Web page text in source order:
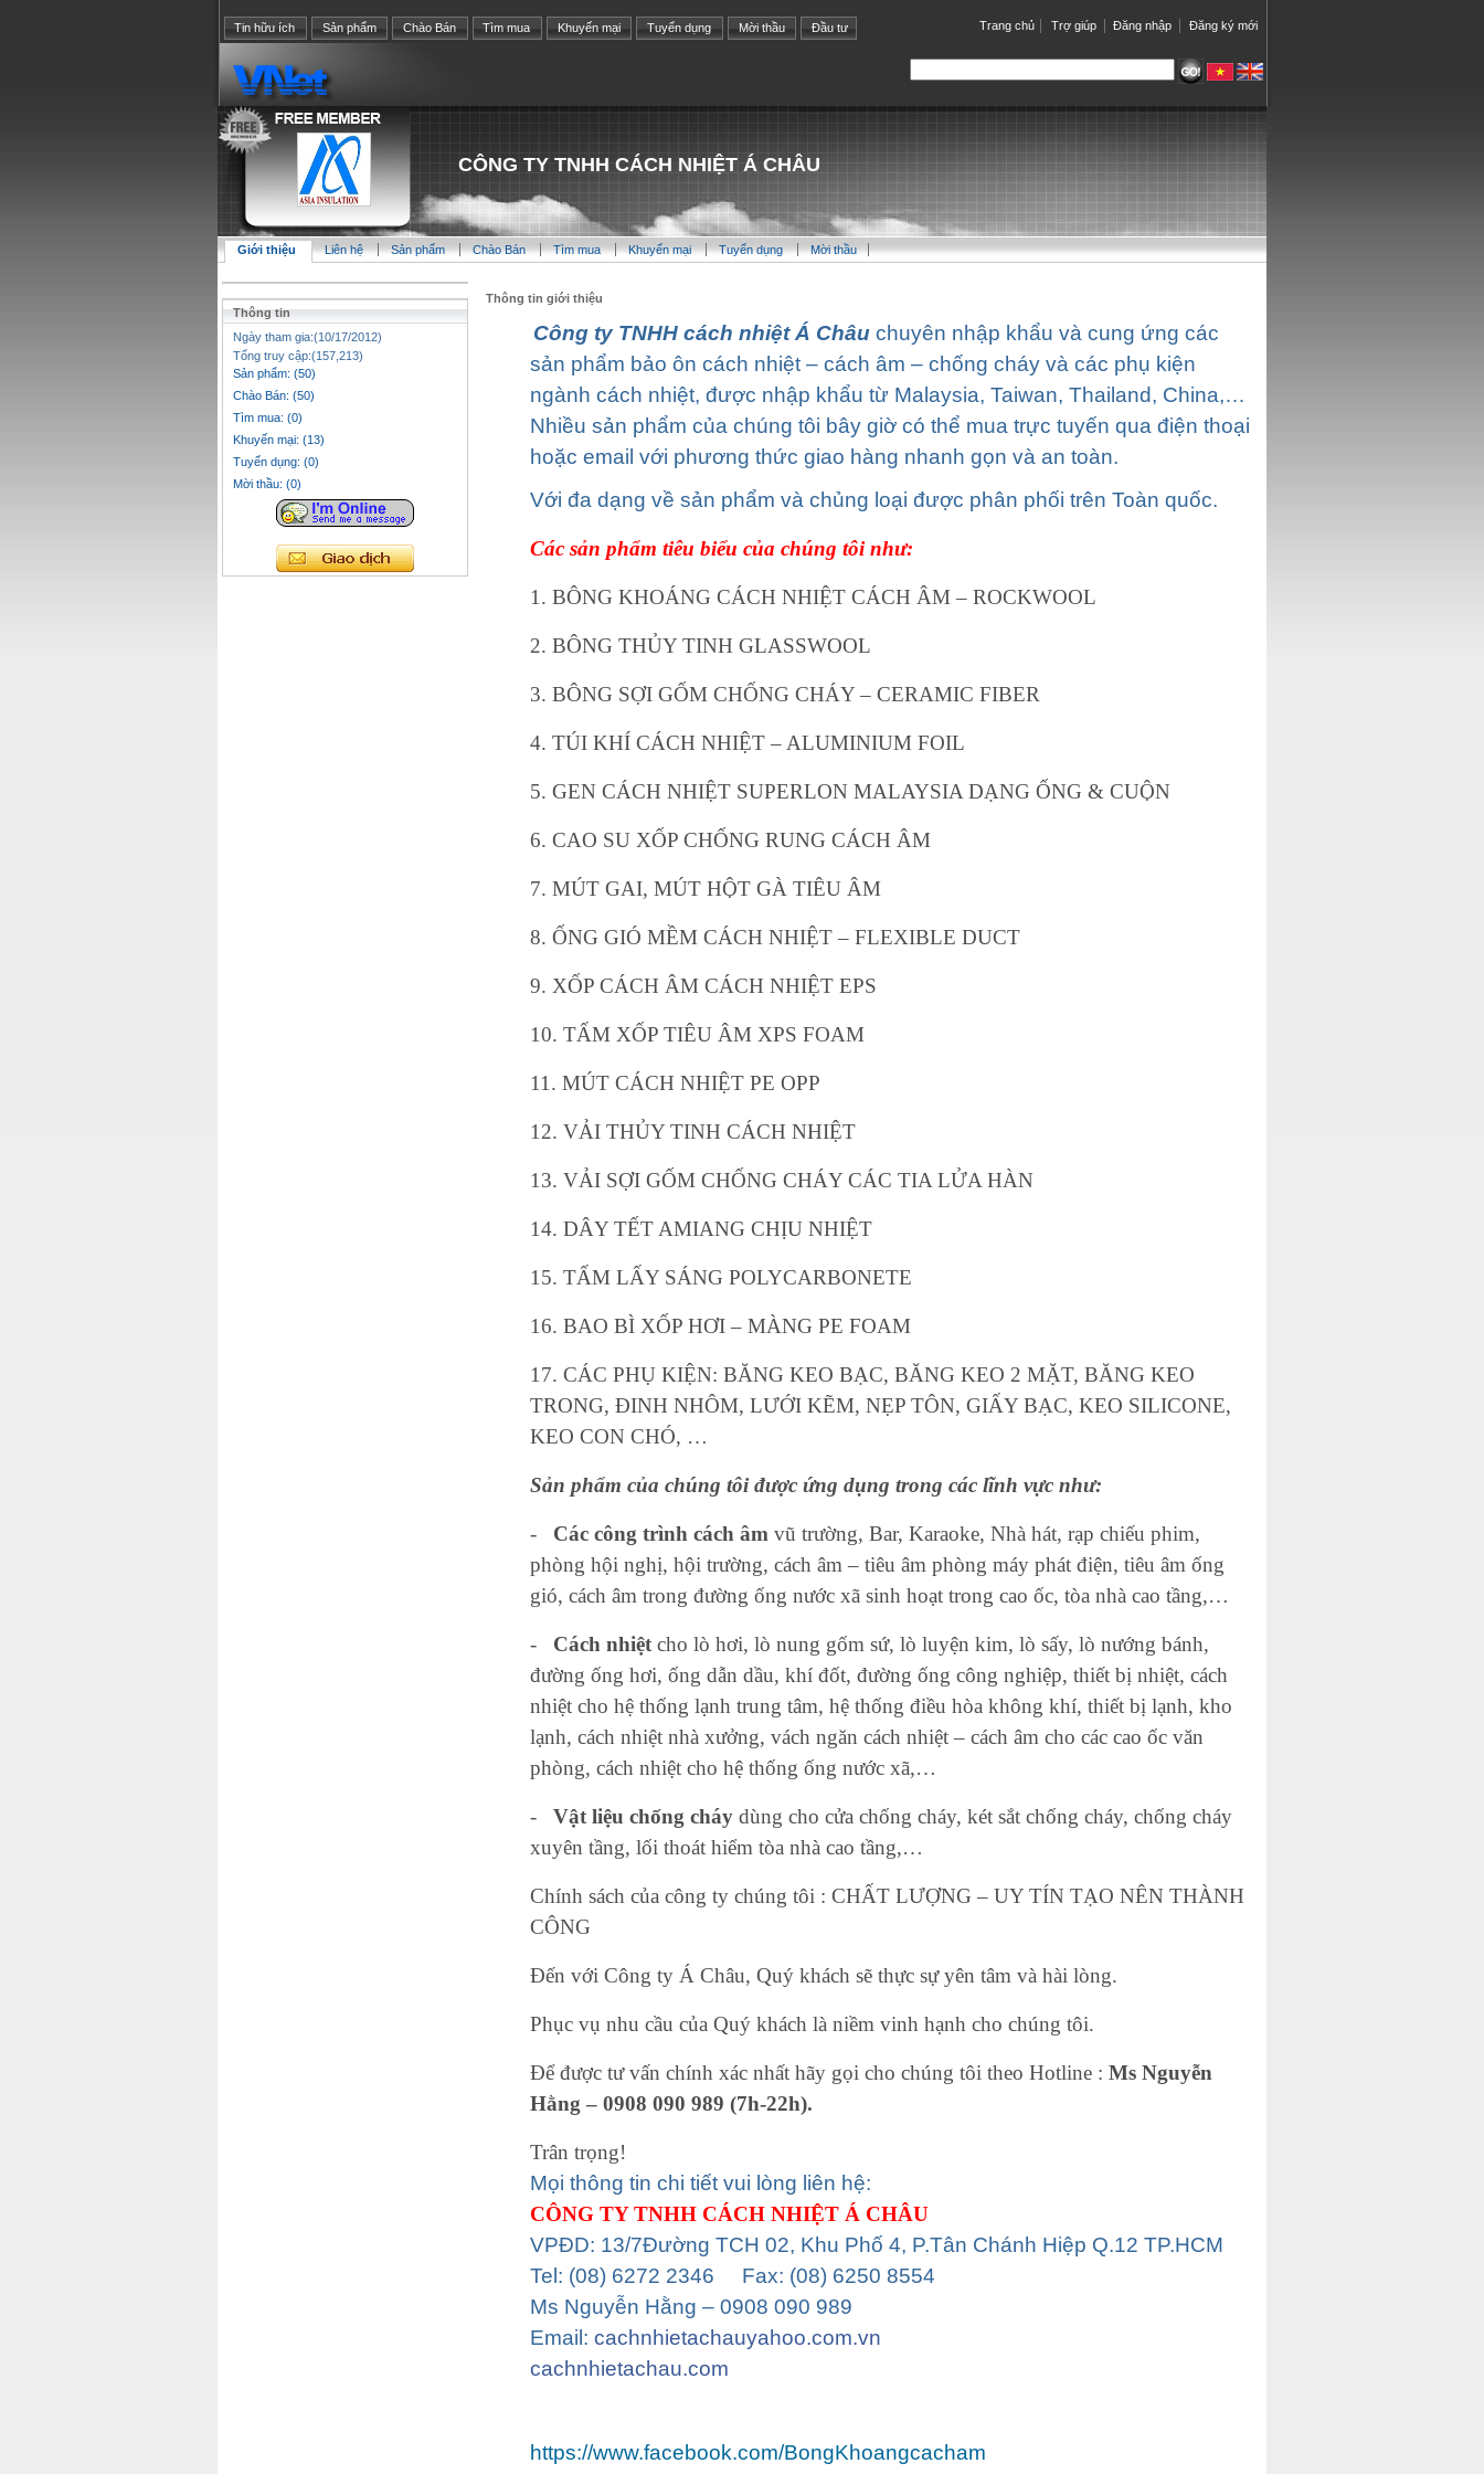
Trang chủ Trợ giúp Đăng nhập Đăng ký mới
Tin hữu ích Sản phẩm Chào Bán Tìm mua Khuyến mại Tuyển dụng Mời thầu Đầu tư
CÔNG TY TNHH CÁCH NHIỆT Á CHÂU
Giới thiệu Liên hệ Sản phẩm Chào Bán Tìm mua Khuyến mại Tuyển dụng Mời thầu
Thông tin
Ngày tham gia:(10/17/2012)
Tổng truy cập:(157,213)
Sản phẩm: (50)
Chào Bán: (50)
Tìm mua: (0)
Khuyến mại: (13)
Tuyển dụng: (0)
Mời thầu: (0)
Thông tin giới thiệu
Công ty TNHH cách nhiệt Á Châu chuyên nhập khẩu và cung ứng các
sản phẩm bảo ôn cách nhiệt – cách âm – chống cháy và các phụ kiện
ngành cách nhiệt, được nhập khẩu từ Malaysia, Taiwan, Thailand, China,…
Nhiều sản phẩm của chúng tôi bây giờ có thể mua trực tuyến qua điện thoại
hoặc email với phương thức giao hàng nhanh gọn và an toàn.
Với đa dạng về sản phẩm và chủng loại được phân phối trên Toàn quốc.
Các sản phẩm tiêu biểu của chúng tôi như:
1. BÔNG KHOÁNG CÁCH NHIỆT CÁCH ÂM – ROCKWOOL
2. BÔNG THỦY TINH GLASSWOOL
3. BÔNG SỢI GỐM CHỐNG CHÁY – CERAMIC FIBER
4. TÚI KHÍ CÁCH NHIỆT – ALUMINIUM FOIL
5. GEN CÁCH NHIỆT SUPERLON MALAYSIA DẠNG ỐNG & CUỘN
6. CAO SU XỐP CHỐNG RUNG CÁCH ÂM
7. MÚT GAI, MÚT HỘT GÀ TIÊU ÂM
8. ỐNG GIÓ MỀM CÁCH NHIỆT – FLEXIBLE DUCT
9. XỐP CÁCH ÂM CÁCH NHIỆT EPS
10. TẤM XỐP TIÊU ÂM XPS FOAM
11. MÚT CÁCH NHIỆT PE OPP
12. VẢI THỦY TINH CÁCH NHIỆT
13. VẢI SỢI GỐM CHỐNG CHÁY CÁC TIA LỬA HÀN
14. DÂY TẾT AMIANG CHỊU NHIỆT
15. TẤM LẤY SÁNG POLYCARBONETE
16. BAO BÌ XỐP HƠI – MÀNG PE FOAM
17. CÁC PHỤ KIỆN: BĂNG KEO BẠC, BĂNG KEO 2 MẶT, BĂNG KEO
TRONG, ĐINH NHÔM, LƯỚI KẼM, NẸP TÔN, GIẤY BẠC, KEO SILICONE,
KEO CON CHÓ, …
Sản phẩm của chúng tôi được ứng dụng trong các lĩnh vực như:
- Các công trình cách âm vũ trường, Bar, Karaoke, Nhà hát, rạp chiếu phim,
phòng hội nghị, hội trường, cách âm – tiêu âm phòng máy phát điện, tiêu âm ống
gió, cách âm trong đường ống nước xã sinh hoạt trong cao ốc, tòa nhà cao tầng,…
- Cách nhiệt cho lò hơi, lò nung gốm sứ, lò luyện kim, lò sấy, lò nướng bánh,
đường ống hơi, ống dẫn dầu, khí đốt, đường ống công nghiệp, thiết bị nhiệt, cách
nhiệt cho hệ thống lạnh trung tâm, hệ thống điều hòa không khí, thiết bị lạnh, kho
lạnh, cách nhiệt nhà xưởng, vách ngăn cách nhiệt – cách âm cho các cao ốc văn
phòng, cách nhiệt cho hệ thống ống nước xã,…
- Vật liệu chống cháy dùng cho cửa chống cháy, két sắt chống cháy, chống cháy
xuyên tầng, lối thoát hiểm tòa nhà cao tầng,…
Chính sách của công ty chúng tôi : CHẤT LƯỢNG – UY TÍN TẠO NÊN THÀNH
CÔNG
Đến với Công ty Á Châu, Quý khách sẽ thực sự yên tâm và hài lòng.
Phục vụ nhu cầu của Quý khách là niềm vinh hạnh cho chúng tôi.
Để được tư vấn chính xác nhất hãy gọi cho chúng tôi theo Hotline : Ms Nguyễn
Hằng – 0908 090 989 (7h-22h).
Trân trọng!
Mọi thông tin chi tiết vui lòng liên hệ:
CÔNG TY TNHH CÁCH NHIỆT Á CHÂU
VPĐD: 13/7Đường TCH 02, Khu Phố 4, P.Tân Chánh Hiệp Q.12 TP.HCM
Tel: (08) 6272 2346 Fax: (08) 6250 8554
Ms Nguyễn Hằng – 0908 090 989
Email: cachnhietachauyahoo.com.vn
cachnhietachau.com
https://www.facebook.com/BongKhoangcacham